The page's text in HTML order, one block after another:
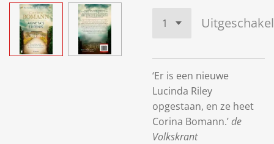
‘Er is een nieuwe
Lucinda Riley
opgestaan, en ze heet
Corina Bomann.’de
Volkskrant